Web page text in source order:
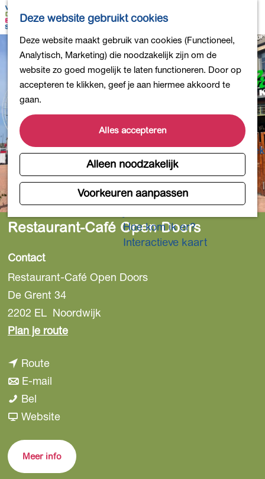
Deze website gebruikt cookies
Deze website maakt gebruik van cookies (Functioneel,
Analytisch, Marketing) die noodzakelijk zijn om de
website zo goed mogelijk te laten functioneren. Door op
accepteren te klikken, geef je aan hiermee akkoord te
gaan.
Alles accepteren
Alleen noodzakelijk
Voorkeuren aanpassen
a
r
d
e
h
m
e
K
a
r
t
Z
e
k
e
n
e
n
u
Bollen en Bloemen
Uit eten
DB4daagse - Inschrijven
Kinderactiviteiten
De natuur in
Musea en meer
Producten uit de Bollenstreek
Gezond en actief
Overnachten
Hoe kom ik er?
Interactieve kaart
Restaurant-Café Open Doors
Contact
Restaurant-Café Open Doors
De Grent 34
2202 EL Noordwijk
Plan je routen
a
Routen
a
r
e
E-mail
a
R
Bel
e
t
Websitev
n
R
Meer info